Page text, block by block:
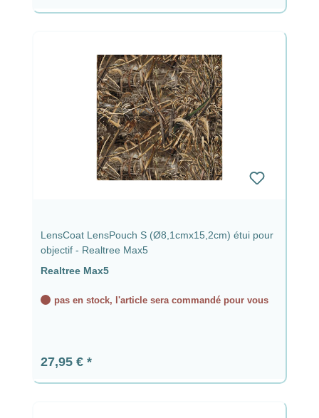
LensCoat LensPouch S (Ø8,1cmx15,2cm) étui pour
objectif - Realtree Max5
Realtree Max5
pas en stock, l'article sera commandé pour vous
Prix régulier :
27,95 €